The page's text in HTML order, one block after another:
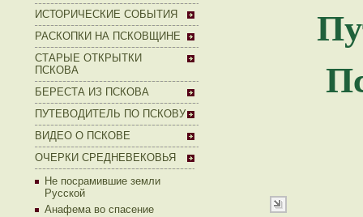
ИСТОРИЧЕСКИЕ СОБЫТИЯ
РАСКОПКИ НА ПСКОВЩИНЕ
СТАРЫЕ ОТКРЫТКИ
ПСКОВА
БЕРЕСТА ИЗ ПСКОВА
ПУТЕВОДИТЕЛЬ ПО ПСКОВУ
ВИДЕО О ПСКОВЕ
ОЧЕРКИ СРЕДНЕВЕКОВЬЯ
Не посрамившие земли
Русской
Анафема во спасение